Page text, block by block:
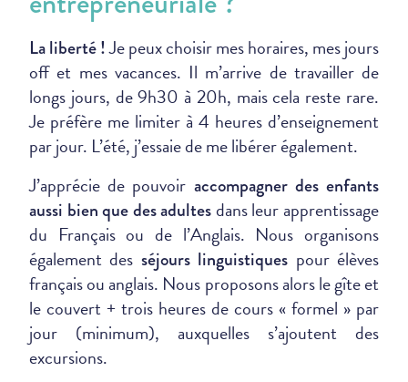
La liberté !Je peux choisir mes horaires, mes jours
off et mes vacances. Il m’arrive de travailler de
longs jours, de 9h30 à 20h, mais cela reste rare.
Je préfère me limiter à 4 heures d’enseignement
par jour. L’été, j’essaie de me libérer également.
J’apprécie de pouvoir accompagner des enfants
aussi bien que des adultesdans leur apprentissage
du Français ou de l’Anglais. Nous organisons
également des séjours linguistiques pour élèves
français ou anglais. Nous proposons alors le gîte et
le couvert + trois heures de cours « formel » par
jour (minimum), auxquelles s’ajoutent des
excursions.